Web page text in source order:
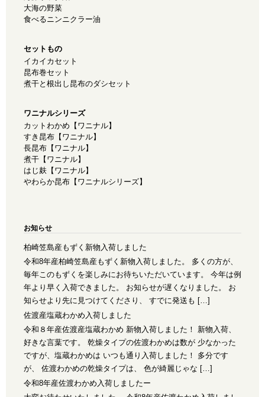
大海の野菜
食べるニンニクラー油
セットもの
イカイカセット
昆布巻セット
煮干と根出し昆布のダシセット
ワニナルシリーズ
カットわかめ【ワニナル】
すき昆布【ワニナル】
長昆布【ワニナル】
煮干【ワニナル】
はじ麸【ワニナル】
やわらか昆布【ワニナルシリーズ】
お知らせ
柏崎笠島産もずく新物入荷しました
令和8年産柏崎笠島産もずく新物入荷しました。 多くの方が、
毎年このもずくを楽しみにお待ちいただいています。 今年は例
年より早く入荷できました。 お知らせが遅くなりました。 お
知らせより先に見つけてくださり、 すでに発送も […]
佐渡産塩蔵わかめ入荷しました
令和８年産佐渡産塩蔵わかめ 新物入荷しました！ 新物入荷、
好きな言葉です。 乾燥タイプの佐渡わかめは数が 少なかった
ですが、塩蔵わかめは いつも通り入荷しました！ 多分です
が、 佐渡わかめの乾燥タイプは、 色が綺麗じゃな […]
令和8年産佐渡わかめ入荷しましたー